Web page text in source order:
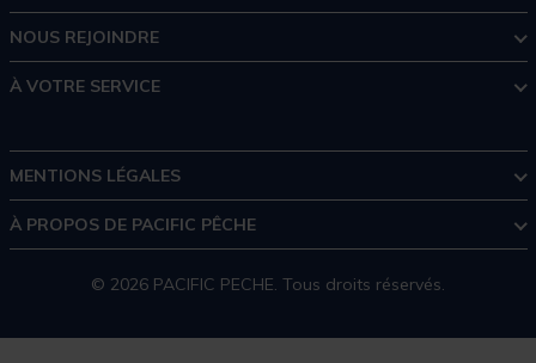
NOUS REJOINDRE
À VOTRE SERVICE
MENTIONS LÉGALES
À PROPOS DE PACIFIC PÊCHE
© 2026 PACIFIC PECHE. Tous droits réservés.